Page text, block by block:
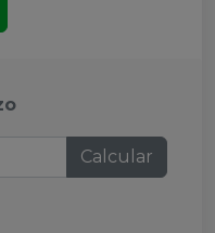
Calcular